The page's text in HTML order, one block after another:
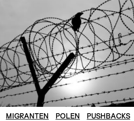
MIGRANTEN POLEN PUSHBACKS